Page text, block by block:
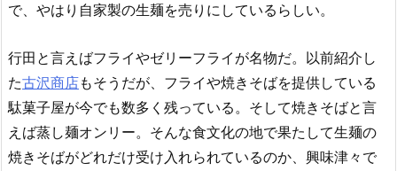
で、やはり自家製の生麺を売りにしているらしい。
行田と言えばフライやゼリーフライが名物だ。以前紹介し
た古沢商店もそうだが、フライや焼きそばを提供している
駄菓子屋が今でも数多く残っている。そして焼きそばと言
えば蒸し麺オンリー。そんな食文化の地で果たして生麺の
焼きそばがどれだけ受け入れられているのか、興味津々で